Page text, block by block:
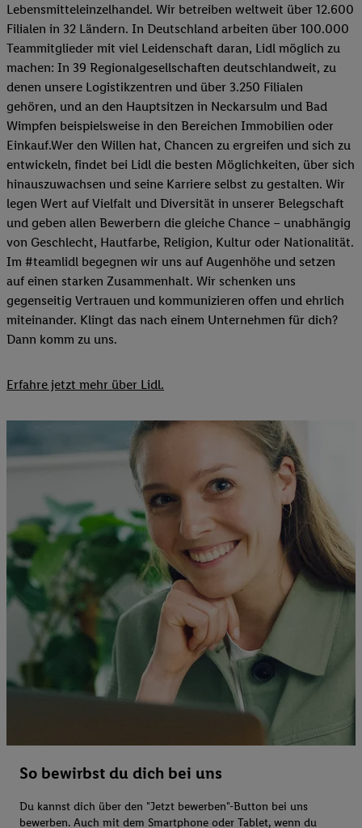
Lebensmitteleinzelhandel. Wir betreiben weltweit über 12.600
Filialen in 32 Ländern. In Deutschland arbeiten über 100.000
Teammitglieder mit viel Leidenschaft daran, Lidl möglich zu
machen: In 39 Regionalgesellschaften deutschlandweit, zu
denen unsere Logistikzentren und über 3.250 Filialen
gehören, und an den Hauptsitzen in Neckarsulm und Bad
Wimpfen beispielsweise in den Bereichen Immobilien oder
Einkauf.Wer den Willen hat, Chancen zu ergreifen und sich zu
entwickeln, findet bei Lidl die besten Möglichkeiten, über sich
hinauszuwachsen und seine Karriere selbst zu gestalten. Wir
legen Wert auf Vielfalt und Diversität in unserer Belegschaft
und geben allen Bewerbern die gleiche Chance – unabhängig
von Geschlecht, Hautfarbe, Religion, Kultur oder Nationalität.
Im #teamlidl begegnen wir uns auf Augenhöhe und setzen
auf einen starken Zusammenhalt. Wir schenken uns
gegenseitig Vertrauen und kommunizieren offen und ehrlich
miteinander. Klingt das nach einem Unternehmen für dich?
Dann komm zu uns.​
Erfahre jetzt mehr über Lidl.
So bewirbst du dich bei uns
Du kannst dich über den "Jetzt bewerben"-Button bei uns
bewerben. Auch mit dem Smartphone oder Tablet, wenn du